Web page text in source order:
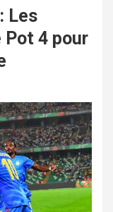
Les
Pot 4 pour